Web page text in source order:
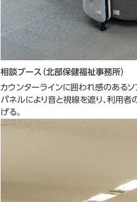
相談ブース（北部保健福祉事務所）
カウンターラインに囲われ感のあるソ
パネルにより音と視線を遮り、利用
げる。